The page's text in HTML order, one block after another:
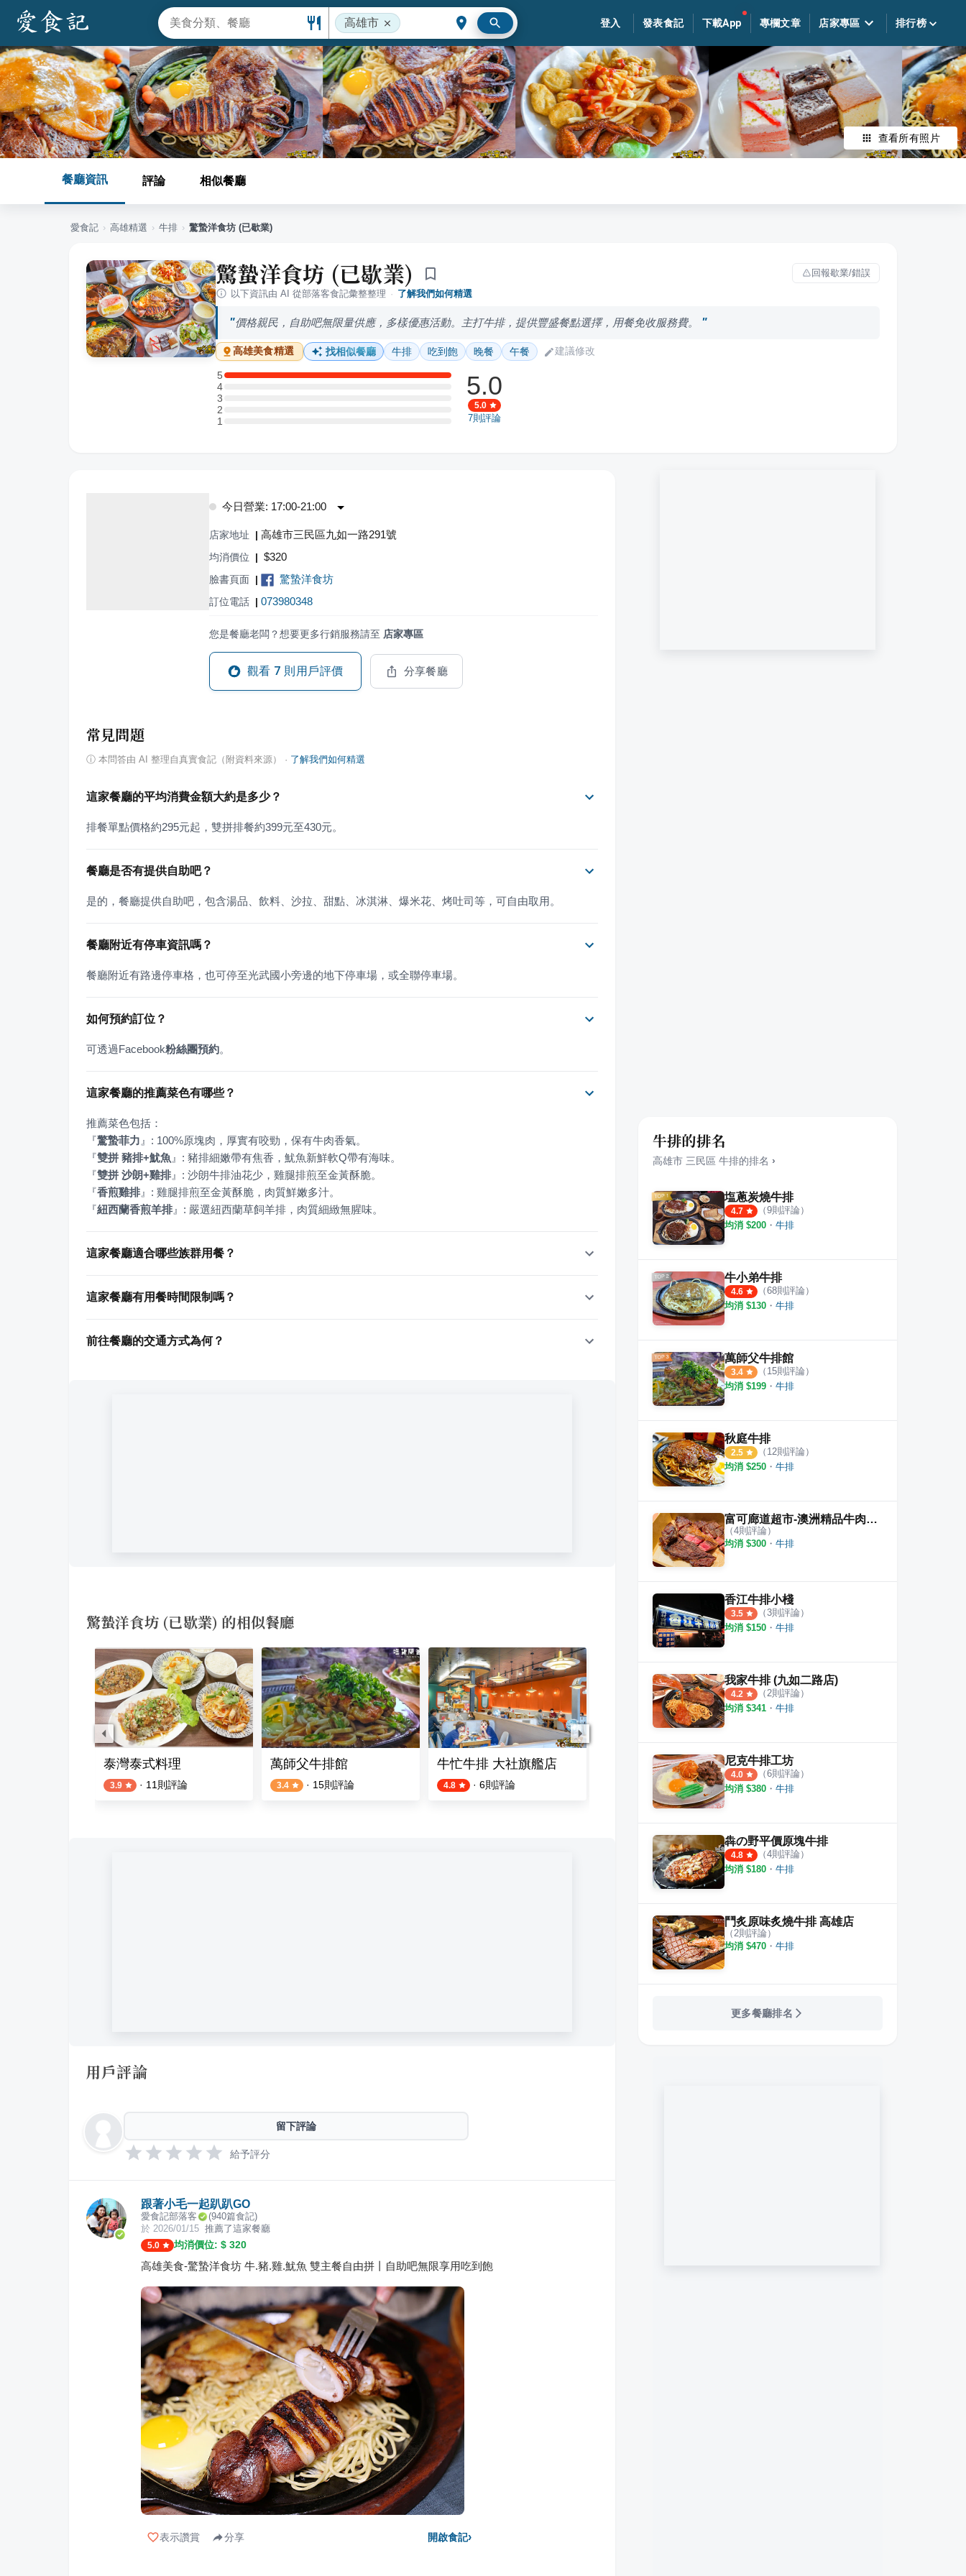
高雄市 登入 發表食記 下載App 專欄文章 店家專區 排行榜
查看所有照片
餐廳資訊 評論 相似餐廳
愛食記 › 高雄精選 › 牛排 › 驚蟄洋食坊 (已歇業)
驚蟄洋食坊 (已歇業)
回報歇業/錯誤
以下資訊由 AI 從部落客食記彙整整理 · 了解我們如何精選
價格親民，自助吧無限量供應，多樣優惠活動。主打牛排，提供豐盛餐點選擇，用餐免收服務費。
高雄美食精選 找相似餐廳 牛排 吃到飽 晚餐 午餐 建議修改
5
5 星：2 則評論
4
4 星：0 則評論
3
3 星：0 則評論
2
2 星：0 則評論
11 星：0 則評論
5.0
5.0
7則評論
今日營業: 17:00-21:00
店家地址 | 高雄市三民區九如一路291號
均消價位 | $320
臉書頁面 | 驚蟄洋食坊
訂位電話 | 073980348
您是餐廳老闆？想要更多行銷服務請至 店家專區
觀看 7 則用戶評價 分享餐廳
常見問題
ⓘ 本問答由 AI 整理自真實食記（附資料來源） · 了解我們如何精選
這家餐廳的平均消費金額大約是多少？
排餐單點價格約295元起，雙拼排餐約399元至430元。
餐廳是否有提供自助吧？
是的，餐廳提供自助吧，包含湯品、飲料、沙拉、甜點、冰淇淋、爆米花、烤吐司等，可自由取用。
餐廳附近有停車資訊嗎？
餐廳附近有路邊停車格，也可停至光武國小旁邊的地下停車場，或全聯停車場。
如何預約訂位？
可透過Facebook粉絲團預約。
這家餐廳的推薦菜色有哪些？
『驚蟄菲力 』
『雙拼 豬排+魷魚 』
『雙拼 沙朗+雞排』
『香煎雞排』
『紐西蘭香煎羊排』 : 嚴選紐西蘭草飼羊排，肉質細緻無腥味。
這家餐廳適合哪些族群用餐？
這家餐廳有用餐時間限制嗎？
前往餐廳的交通方式為何？
驚蟄洋食坊 (已歇業) 的相似餐廳
泰灣泰式料理
3.9 · 11 則評論
萬師父牛排館
3.4 · 15則評論
牛忙牛排 大社旗艦店
4.8 · 6則評論
赤鬼牛排
則評論
413牛排
則評論
用戶評論
留下評論
給予評分
跟著小毛一起趴趴GO
愛食記部落客 (940篇食記)
於 2026/01/15 推薦了這家餐廳
5.0 均消價位: $ 320
高雄美食-驚蟄洋食坊 牛.豬.雞.魷魚 雙主餐自由拼丨自助吧無限享用吃到飽
表示讚賞 分享 開啟食記›
牛排的排名
高雄市 三民區 牛排的排名 ›
塩蔥炭燒牛排
4.7 （9則評論）
均消 $200 ・ 牛排
牛小弟牛排
4.6 （68則評論）
均消 $130 ・ 牛排
萬師父牛排館
3.4 （ 15則評論）
均消 $199 ・ 牛排
秋庭牛排
2.5 （ 12則評論）
均消 $250 ・ 牛排
富可廊道超市-澳洲精品牛肉直營
（4則評論）
均消 $300 ・ 牛排
香江牛排小棧
3.5 （3則評論）
均消 $150 ・ 牛排
我家牛排 (九如二路店)
4.2 （2則評論）
均消 $341 ・ 牛排
尼克牛排工坊
4.0 （6則評論）
均消 $380 ・ 牛排
犇の野平價原塊牛排
4.8 （4則評論）
均消 $180 ・ 牛排
鬥炙原味炙燒牛排 高雄店
（ 2則評論）
均消 $470 ・ 牛排
更多餐廳排名